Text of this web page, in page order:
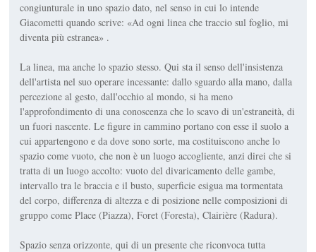
congiunturale in uno spazio dato, nel senso in cui lo intende
Giacometti quando scrive: «Ad ogni linea che traccio sul foglio, mi
diventa più estranea» .
La linea, ma anche lo spazio stesso. Qui sta il senso dell'insistenza
dell'artista nel suo operare incessante: dallo sguardo alla mano, dalla
percezione al gesto, dall'occhio al mondo, si ha meno
l'approfondimento di una conoscenza che lo scavo di un'estraneità, di
un fuori nascente. Le figure in cammino portano con esse il suolo a
cui appartengono e da dove sono sorte, ma costituiscono anche lo
spazio come vuoto, che non è un luogo accogliente, anzi direi che si
tratta di un luogo accolto: vuoto del divaricamento delle gambe,
intervallo tra le braccia e il busto, superficie esigua ma tormentata
del corpo, differenza di altezza e di posizione nelle composizioni di
gruppo come Place (Piazza), Foret (Foresta), Clairière (Radura).
Spazio senza orizzonte, qui di un presente che riconvoca tutta